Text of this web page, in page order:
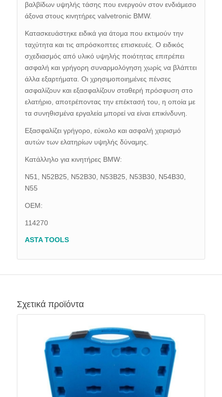
βαλβίδων υψηλής τάσης που ενεργούν στον ενδιάμεσο
άξονα στους κινητήρες valvetronic BMW.
Κατασκευάστηκε ειδικά για άτομα που εκτιμούν την
ταχύτητα και τις απρόσκοπτες επισκευές. Ο ειδικός
σχεδιασμός από υλικό υψηλής ποιότητας επιτρέπει
ασφαλή και γρήγορη συναρμολόγηση χωρίς να βλάπτει
άλλα εξαρτήματα. Οι χρησιμοποιημένες πένσες
ασφαλίζουν και εξασφαλίζουν σταθερή πρόσφυση στο
ελατήριο, αποτρέποντας την επέκτασή του, η οποία με
τα συνηθισμένα εργαλεία μπορεί να είναι επικίνδυνη.
Εξασφαλίζει γρήγορο, εύκολο και ασφαλή χειρισμό
αυτών των ελατηρίων υψηλής δύναμης.
Κατάλληλο για κινητήρες BMW:
N51, N52B25, N52B30, N53B25, N53B30, N54B30,
N55
OEM:
114270
ASTA TOOLS
Σχετικά προϊόντα